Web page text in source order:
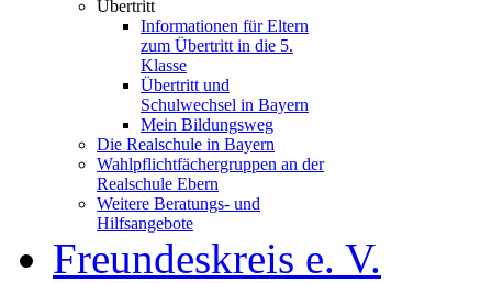
Übertritt
Informationen für Eltern
zum Übertritt in die 5.
Klasse
Übertritt und
Schulwechsel in Bayern
Mein Bildungsweg
Die Realschule in Bayern
Wahlpflichtfächergruppen an der
Realschule Ebern
Weitere Beratungs- und
Hilfsangebote
Freundeskreis e. V.